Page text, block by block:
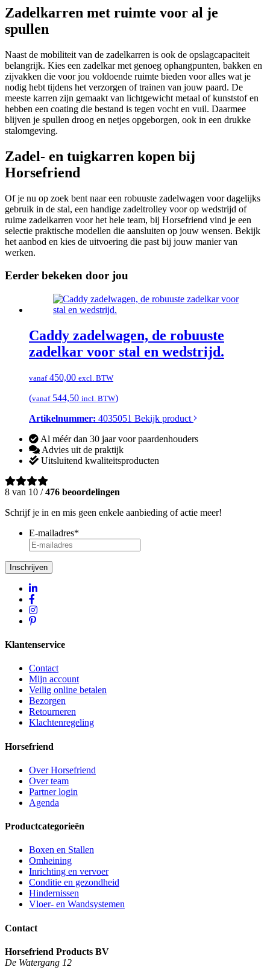
Zadelkarren met ruimte voor al je
spullen
Naast de mobiliteit van de zadelkarren is ook de opslagcapaciteit
belangrijk. Kies een zadelkar met genoeg ophangpunten, bakken en
zijvakken die voor jou voldoende ruimte bieden voor alles wat je
nodig hebt tijdens het verzorgen of trainen van jouw paard. De
meeste karren zijn gemaakt van lichtgewicht metaal of kunststof en
hebben een coating die bestand is tegen vocht en vuil. Daarmee
blijven je spullen droog en netjes opgeborgen, ook in een drukke
stalomgeving.
Zadel- en tuigkarren kopen bij
Horsefriend
Of je nu op zoek bent naar een robuuste zadelwagen voor dagelijks
gebruik in de stal, een handige zadeltrolley voor op wedstrijd of
ruime zadelkarren voor het hele team, bij Horsefriend vind je een
selectie praktische modellen die aansluiten op jouw wensen. Bekijk
het aanbod en kies de uitvoering die past bij jouw manier van
werken.
Eerder bekeken door jou
Caddy zadelwagen, de robuuste
zadelkar voor stal en wedstrijd.
vanaf450,00 excl. BTW
(vanaf544,50 incl. BTW)
Artikelnummer: 4035051 Bekijk product
Al méér dan 30 jaar voor paardenhouders
Advies uit de praktijk
Uitsluitend kwaliteitsproducten
8 van 10 /476 beoordelingen
Schrijf je in en mis geen enkele aanbieding of actie meer!
E-mailadres*
Inschrijven
Klantenservice
Contact
Mijn account
Veilig online betalen
Bezorgen
Retourneren
Klachtenregeling
Horsefriend
Over Horsefriend
Over team
Partner login
Agenda
Productcategorieën
Boxen en Stallen
Omheining
Inrichting en vervoer
Conditie en gezondheid
Hindernissen
Vloer- en Wandsystemen
Contact
Horsefriend Products BV
De Watergang 12